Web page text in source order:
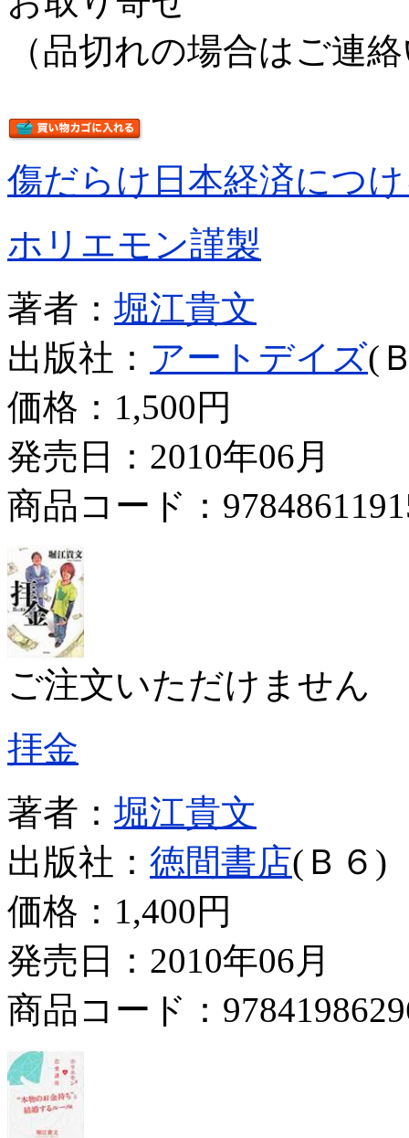
（品切れの場合はご連
傷だらけ日本経済につ
ホリエモン謹製
著者： 堀江貴文
出版社： アートデイズ(
価格： 1,500円
発売日：2010年06月
商品コード：
ご注文いただけません
拝金
著者： 堀江貴文
出版社： 徳間書店(Ｂ６)
価格： 1,400円
発売日：2010年06月
商品コード：